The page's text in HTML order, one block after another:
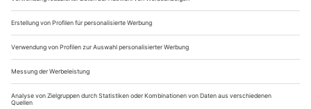
In «Castor et Pollux» (gespielt wird die prologlose Version
von 1754) lassen Raphaël Pichon...
So klug wie sinnlich
Sabine Devieilhe und Raphaël Pichons Ensemble Pygmalion wandeln
in Mozarts Werk auf den Spuren der «Weber Sisters»